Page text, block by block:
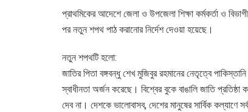
প্রাথমিকের আদেশে জেলা ও উপজেলা শিক্ষা কর্মকর্তা ও
পর নতুন শপথ পাঠ করানোর নির্দেশ দেওয়া হয়েছে।
নতুন শপথটি হলো:
জাতির পিতা বঙ্গবন্ধু শেখ মুজিবুর রহমানের নেতৃত্বে
স্বাধীনতা অর্জন করেছে। বিশ্বের বুকে বাঙালি জাতি
দেব না। দেশকে ভালোবাসব, দেশের মানুষের সার্বিক